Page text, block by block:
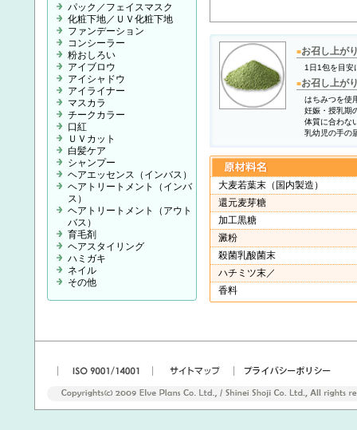
■お召し上が
1日1包を目安
■お召し上が
はちみつを使
妊娠・授乳期
体質に合わな
乳幼児の手の
大麦若葉末（国内製造）
還元麦芽糖
加工黒糖
澱粉
殺菌乳酸菌末
ハチミツ末／
香料
パック／フェイスマスク
化粧下地／ＵＶ化粧下地
ファンデーション
コンシーラー
粉おしろい
アイブロウ
アイシャドウ
アイライナー
マスカラ
チークカラー
口紅
ＵＶカット
白髪ケア
シャンプー
ヘアエッセンス（インバス）
ヘアトリートメント（インバ
ス）
ヘアトリートメント（アウト
バス）
育毛剤
ヘアスタイリング
ハミガキ
ネイル
その他
|